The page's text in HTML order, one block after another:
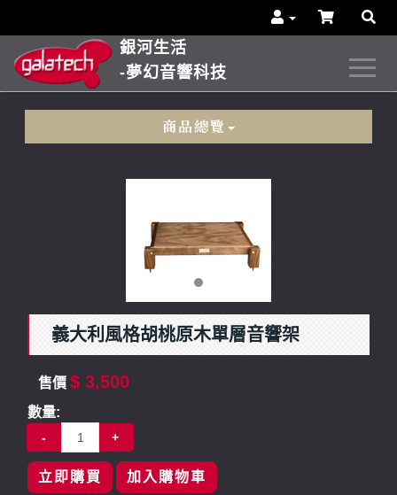
銀河生活
-夢幻音響科技
商品總覽
義大利風格胡桃原木單層音響架
售價 $ 3,500
數量:
- +
立即購買 加入購物車